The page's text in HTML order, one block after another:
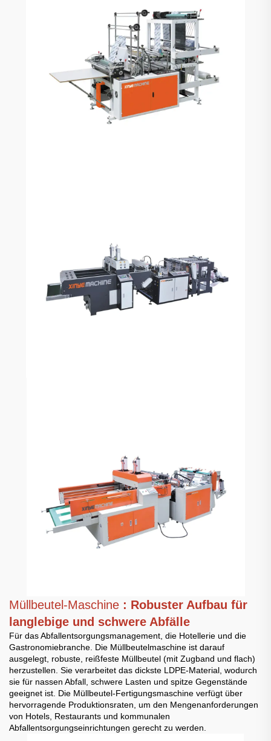
Müllbeutel-Maschine : Robuster Aufbau für
langlebige und schwere Abfälle
Für das Abfallentsorgungsmanagement, die Hotellerie und die
Gastronomiebranche. Die Müllbeutelmaschine ist darauf
ausgelegt, robuste, reißfeste Müllbeutel (mit Zugband und flach)
herzustellen. Sie verarbeitet das dickste LDPE-Material, wodurch
sie für nassen Abfall, schwere Lasten und spitze Gegenstände
geeignet ist. Die Müllbeutel-Fertigungsmaschine verfügt über
hervorragende Produktionsraten, um den Mengenanforderungen
von Hotels, Restaurants und kommunalen
Abfallentsorgungseinrichtungen gerecht zu werden.